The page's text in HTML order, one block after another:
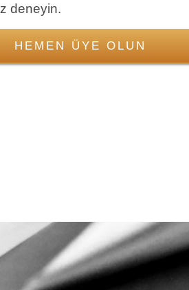
Atla
deneyin.
HEMEN ÜYE OLUN